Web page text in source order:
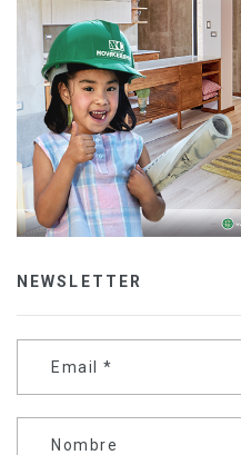
NEWSLETTER
Email *
Nombre